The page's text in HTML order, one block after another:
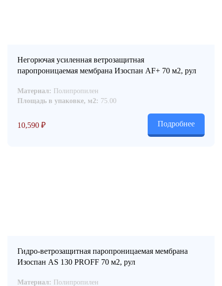
Негорючая усиленная ветрозащитная
паропроницаемая мембрана Изоспан АF+ 70 м2, рул
Материал: Полипропилен
Площадь в упаковке, м2: 75.00
10,590 ₽ Подробнее
Гидро-ветрозащитная паропроницаемая мембрана
Изоспан AS 130 PROFF 70 м2, рул
Материал: Полипропилен